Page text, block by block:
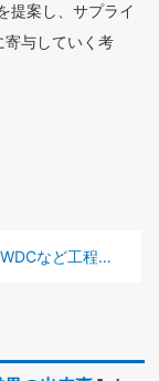
提案し、サプライ
寄与していく考
ど工程集約を学ぶ